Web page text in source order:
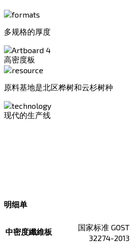
多规格的厚度
高密度板
原料基地是北区桦树和云杉树种
现代的生产线
明细单
中密度纖維板
国家标准 GOST
32274-2013